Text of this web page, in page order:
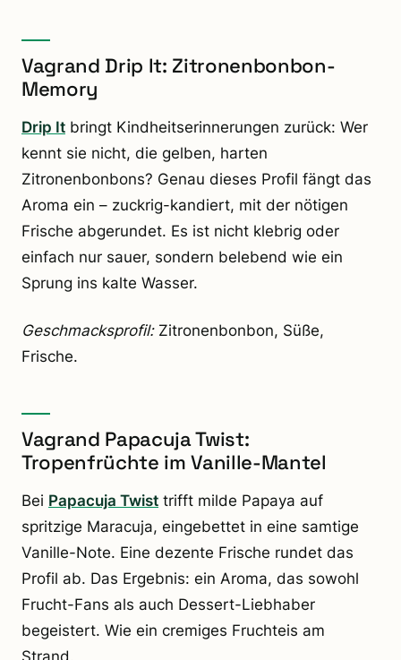
Vagrand Drip It: Zitronenbonbon-
Memory
Drip It bringt Kindheitserinnerungen zurück: Wer
kennt sie nicht, die gelben, harten
Zitronenbonbons? Genau dieses Profil fängt das
Aroma ein – zuckrig-kandiert, mit der nötigen
Frische abgerundet. Es ist nicht klebrig oder
einfach nur sauer, sondern belebend wie ein
Sprung ins kalte Wasser.
Geschmacksprofil:Zitronenbonbon, Süße,
Frische.
Vagrand Papacuja Twist:
Tropenfrüchte im Vanille-Mantel
Bei Papacuja Twist trifft milde Papaya auf
spritzige Maracuja, eingebettet in eine samtige
Vanille-Note. Eine dezente Frische rundet das
Profil ab. Das Ergebnis: ein Aroma, das sowohl
Frucht-Fans als auch Dessert-Liebhaber
begeistert. Wie ein cremiges Fruchteis am
Strand.